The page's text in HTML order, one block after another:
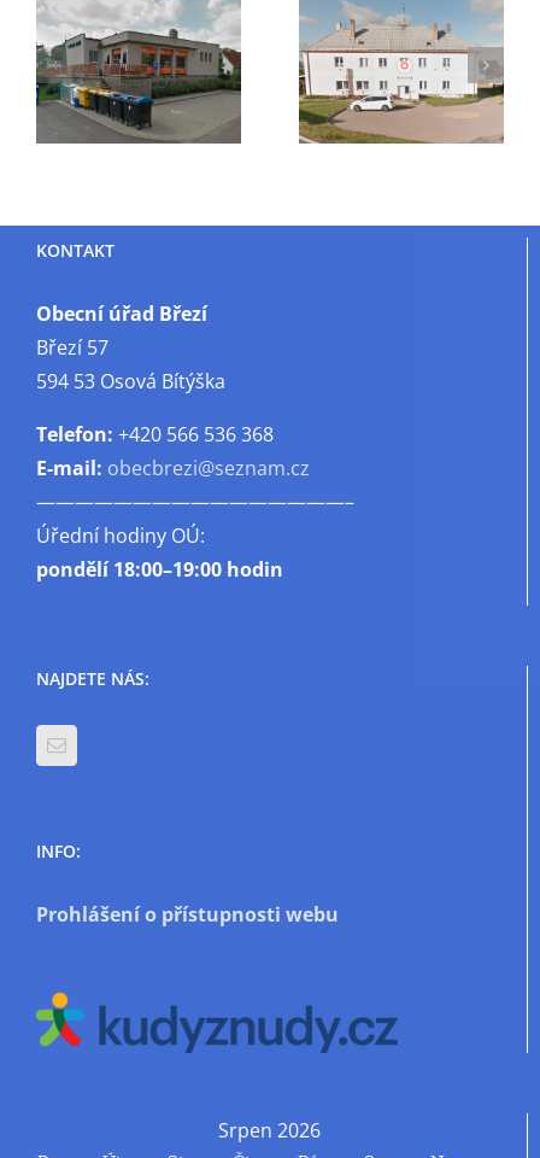
Dovolená
MUDr.
Švehlová
občanům
na
KONTAKT
Obecní úřad Březí
Březí 57
594 53 Osová Bítýška
Telefon: +420 566 536 368
E-mail: obecbrezi@seznam.cz
————————————————–
Úřední hodiny OÚ:
pondělí18:00–19:00 hodin
NAJDETE NÁS:
INFO:
Prohlášení o přístupnosti webu
Srpen 2026